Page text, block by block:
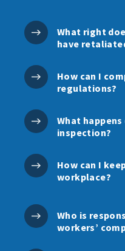
What right
have
How can I
regulations?
What
inspection?
How can I
workplace?
Who is
workers’